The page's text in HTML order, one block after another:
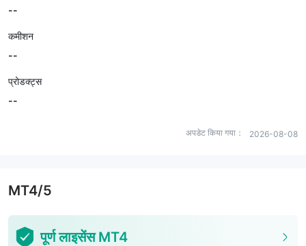
--
कमीशन
--
प्रोडक्ट्स
--
अपडेट किया गया： 2026-08-08
MT4/5
पूर्ण लाइसेंस MT4